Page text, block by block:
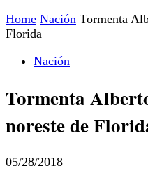
Home Nación Tormenta
Florida
Nación
Tormenta
noreste de
05/28/2018